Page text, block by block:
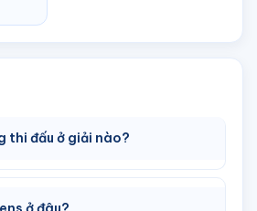
thi đấu ở giải nào?